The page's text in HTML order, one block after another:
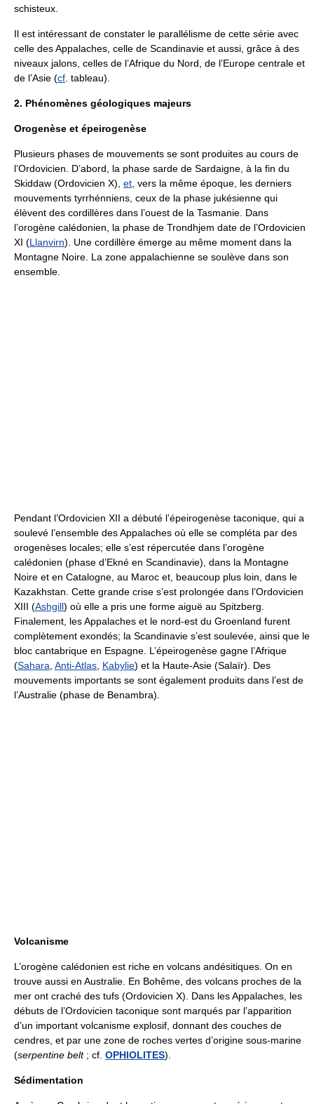
schisteux.
Il est intéressant de constater le parallélisme de cette série avec
celle des Appalaches, celle de Scandinavie et aussi, grâce à des
niveaux jalons, celles de l’Afrique du Nord, de l’Europe centrale et
de l’Asie (cf . tableau).
2. Phénomènes géologiques majeurs
Orogenèse et épeirogenèse
Plusieurs phases de mouvements se sont produites au cours de
l’Ordovicien. D’abord, la phase sarde de Sardaigne, à la fin du
Skiddaw (Ordovicien X), et , vers la même époque, les derniers
mouvements tyrrhénniens, ceux de la phase jukésienne qui
élèvent des cordillères dans l’ouest de la Tasmanie. Dans
l’orogène calédonien, la phase de Trondhjem date de l’Ordovicien
XI (Llanvirn). Une cordillère émerge au même moment dans la
Montagne Noire. La zone appalachienne se soulève dans son
ensemble.
Pendant l’Ordovicien XII a débuté l’épeirogenèse taconique, qui a
soulevé l’ensemble des Appalaches où elle se compléta par des
orogenèses locales; elle s’est répercutée dans l’orogène
calédonien (phase d’Ekné en Scandinavie), dans la Montagne
Noire et en Catalogne, au Maroc et, beaucoup plus loin, dans le
Kazakhstan. Cette grande crise s’est prolongée dans l’Ordovicien
XIII (Ashgill) où elle a pris une forme aiguë au Spitzberg.
Finalement, les Appalaches et le nord-est du Groenland furent
complètement exondés; la Scandinavie s’est soulevée, ainsi que le
bloc cantabrique en Espagne. L’épeirogenèse gagne l’Afrique
(Sahara Anti-Atlas Kabylie) et la Haute-Asie (Salaïr). Des
mouvements importants se sont également produits dans l’est de
l’Australie (phase de Benambra).
Volcanisme
L’orogène calédonien est riche en volcans andésitiques. On en
trouve aussi en Australie. En Bohême, des volcans proches de la
mer ont craché des tufs (Ordovicien X). Dans les Appalaches, les
débuts de l’Ordovicien taconique sont marqués par l’apparition
d’un important volcanisme explosif, donnant des couches de
cendres, et par une zone de roches vertes d’origine sous-marine
(serpentine belt; cf. OPHIOLITES).
Sédimentation